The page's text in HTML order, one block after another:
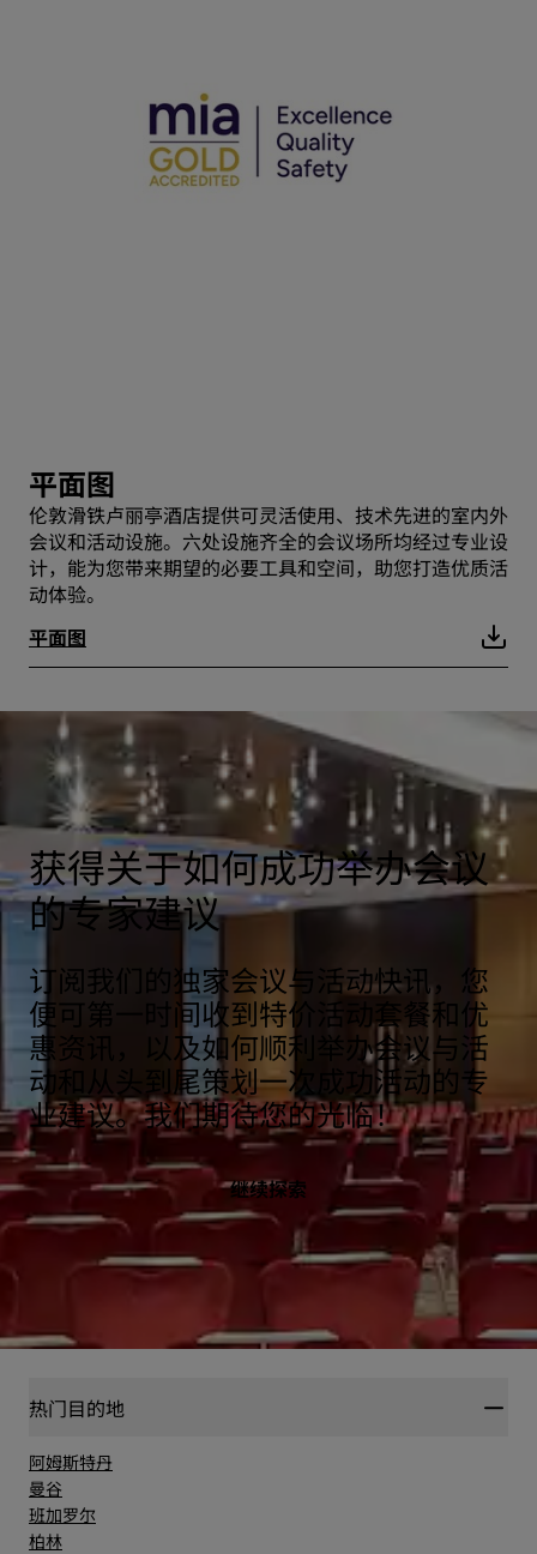
平面图
伦敦滑铁卢丽亭酒店提供可灵活使用、技术先进的室内外
会议和活动设施。六处设施齐全的会议场所均经过专业设
计，能为您带来期望的必要工具和空间，助您打造优质活
动体验。
平面图
获得关于如何成功举办会议
的专家建议
订阅我们的独家会议与活动快讯，您
便可第一时间收到特价活动套餐和优
惠资讯，以及如何顺利举办会议与活
动和从头到尾策划一次成功活动的专
业建议。我们期待您的光临！
继续探索
热门目的地
阿姆斯特丹
曼谷
班加罗尔
柏林